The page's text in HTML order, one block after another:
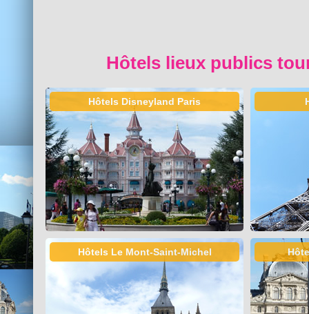
Hôtels lieux publics
Hôtels Disneyland Paris
Hôtels Le Mont-Saint-Michel